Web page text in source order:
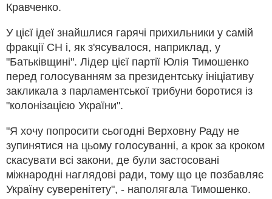
Кравченко.
У цієї ідеї знайшлися гарячі прихильники у самій
фракції СН і, як з'ясувалося, наприклад, у
"Батьківщині". Лідер цієї партії Юлія Тимошенко
перед голосуванням за президентську ініціативу
закликала з парламентської трибуни боротися із
"колонізацією України".
"Я хочу попросити сьогодні Верховну Раду не
зупинятися на цьому голосуванні, а крок за кроком
скасувати всі закони, де були застосовані
міжнародні наглядові ради, тому що це позбавляє
Україну суверенітету", - наполягала Тимошенко.